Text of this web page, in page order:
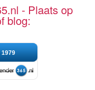
- Plaats op
blog:
1979